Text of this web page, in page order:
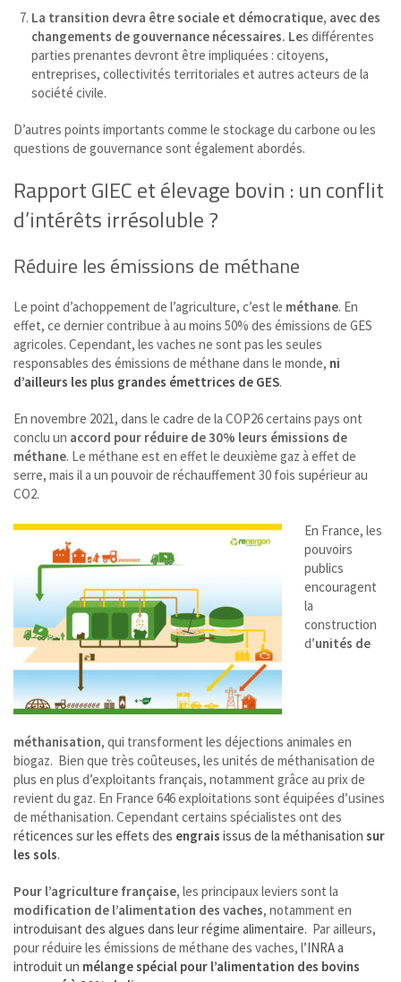
La transition devra être sociale et démocratique, avec des
changements de gouvernance nécessaires. Les différentes
parties prenantes devront être impliquées : citoyens,
entreprises, collectivités territoriales et autres acteurs de la
société civile.
D’autres points importants comme le stockage du carbone ou les
questions de gouvernance sont également abordés.
Rapport GIEC et élevage bovin : un conflit
d’intérêts irrésoluble ?
Réduire les émissions de méthane
Le point d’achoppement de l’agriculture, c’est le méthane. En
effet, ce dernier contribue à au moins 50% des émissions de GES
agricoles. Cependant, les vaches ne sont pas les seules
responsables des émissions de méthane dans le monde, ni
d’ailleurs les plus grandes émettrices de GES.
En novembre 2021, dans le cadre de la COP26 certains pays ont
conclu un accord pour réduire de 30% leurs émissions de
méthane. Le méthane est en effet le deuxième gaz à effet de
serre, mais il a un pouvoir de réchauffement 30 fois supérieur au
CO2.
En France, les
pouvoirs
publics
encouragent
la
construction
d’unités de
méthanisation, qui transforment les déjections animales en
biogaz. Bien que très coûteuses, les unités de méthanisation de
plus en plus d’exploitants français, notamment grâce au prix de
revient du gaz. En France 646 exploitations sont équipées d’usines
de méthanisation. Cependant certains spécialistes ont des
réticences sur les effets des engrais issus de la méthanisation sur
les sols.
Pour l’agriculture française, les principaux leviers sont la
modification de l’alimentation des vaches, notamment en
introduisant des algues dans leur régime alimentaire. Par ailleurs,
pour réduire les émissions de méthane des vaches, l’INRA a
introduit un mélange spécial pour l’alimentation des bovins